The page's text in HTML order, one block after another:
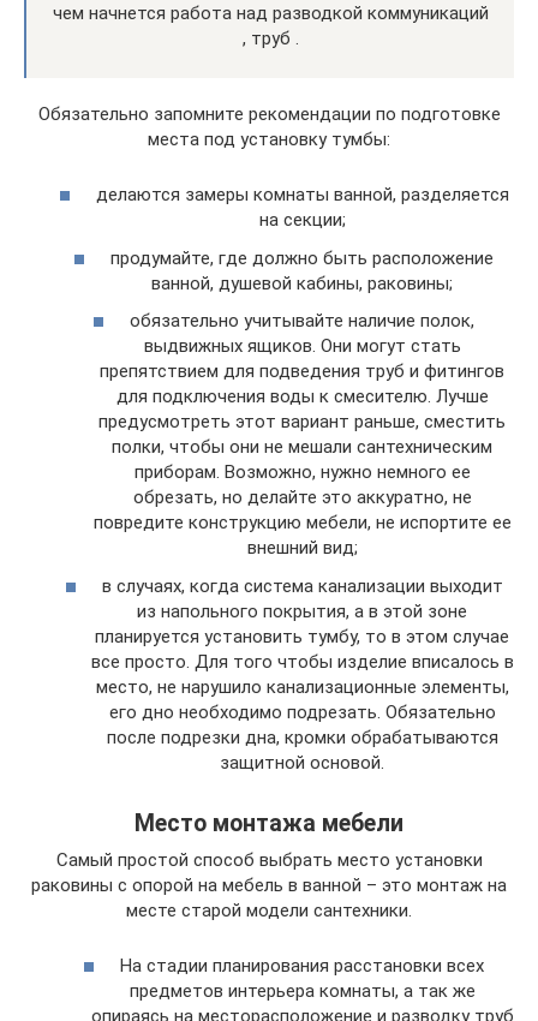
чем начнется работа над разводкой коммуникаций
, труб .
Обязательно запомните рекомендации по подготовке
места под установку тумбы:
делаются замеры комнаты ванной, разделяется
на секции;
продумайте, где должно быть расположение
ванной, душевой кабины, раковины;
обязательно учитывайте наличие полок,
выдвижных ящиков. Они могут стать
препятствием для подведения труб и фитингов
для подключения воды к смесителю. Лучше
предусмотреть этот вариант раньше, сместить
полки, чтобы они не мешали сантехническим
приборам. Возможно, нужно немного ее
обрезать, но делайте это аккуратно, не
повредите конструкцию мебели, не испортите ее
внешний вид;
в случаях, когда система канализации выходит
из напольного покрытия, а в этой зоне
планируется установить тумбу, то в этом случае
все просто. Для того чтобы изделие вписалось в
место, не нарушило канализационные элементы,
его дно необходимо подрезать. Обязательно
после подрезки дна, кромки обрабатываются
защитной основой.
Место монтажа мебели
Самый простой способ выбрать место установки
раковины с опорой на мебель в ванной – это монтаж на
месте старой модели сантехники.
На стадии планирования расстановки всех
предметов интерьера комнаты, а так же
опираясь на месторасположение и разводку труб